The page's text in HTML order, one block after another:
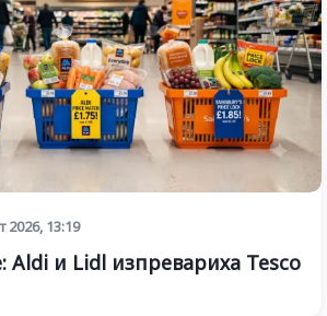
2026, 13:19
Aldi и Lidl изпревариха Tesco